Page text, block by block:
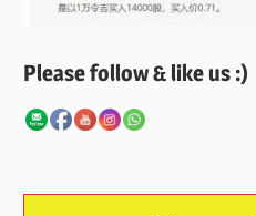
Please follow & like us :)